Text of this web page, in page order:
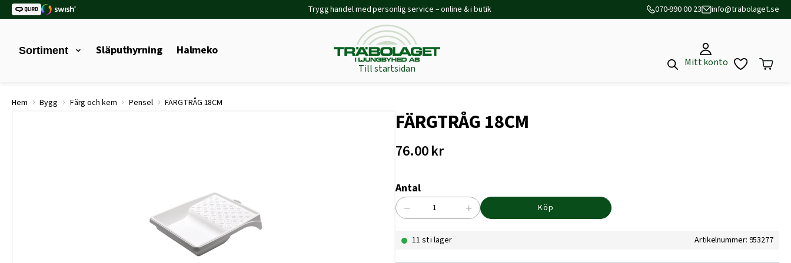
Trygg handel med personlig service – online & i butik 070-990 00 23 info@trabolaget.se
Sortiment Släputhyrning Halmeko
Till startsidan
Mitt konto
Hem › Bygg › Färg och kem › Pensel › FÄRGTRÅG 18CM
FÄRGTRÅG 18CM
76.00kr
Antal
FÄRGTRÅG
mängd
− + Köp
11 st i lager Artikelnummer: 953277